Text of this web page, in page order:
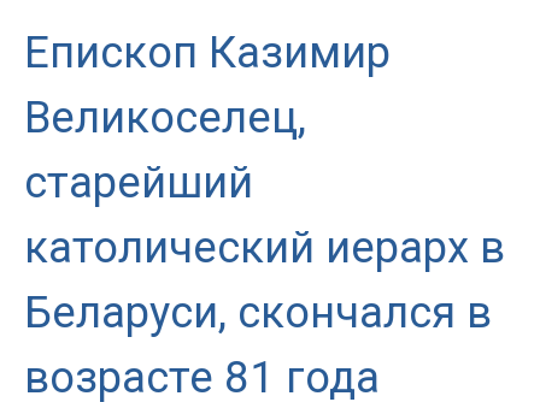
Епископ Казимир
Великоселец,
старейший
католический иерарх в
Беларуси, скончался в
возрасте 81 года